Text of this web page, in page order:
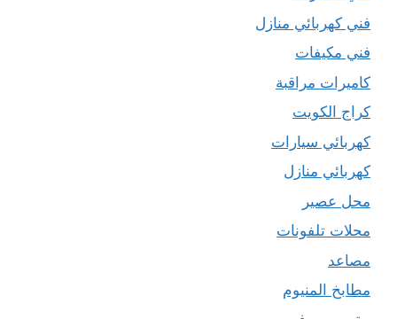
فني كهربائي منازل
فني مكيفات
كاميرات مراقبة
كراج الكويت
كهربائي سيارات
كهربائي منازل
محل عصير
محلات تلفونات
مصاعد
مطابخ المنيوم